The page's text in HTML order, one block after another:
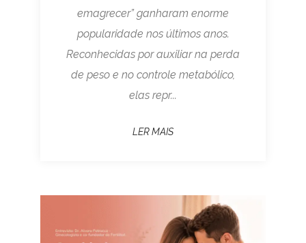
emagrecer” ganharam enorme
popularidade nos últimos anos.
Reconhecidas por auxiliar na perda
de peso e no controle metabólico,
elas repr...
LER MAIS